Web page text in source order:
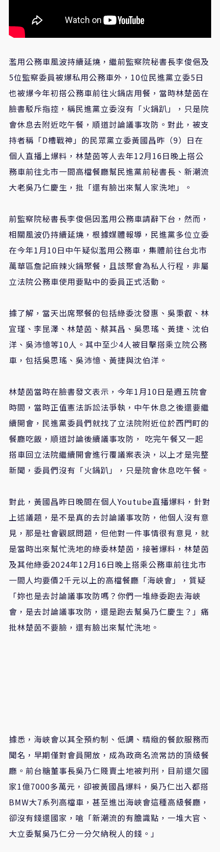
濫用公務車風波持續延燒，繼前監察院秘書長李俊俋及
5位監察委員被爆私用公務車外，10位民進黨立委5日
也被爆今年初搭公務車前往火鍋店用餐，當時林楚茵在
臉書駁斥指控，稱民進黨立委沒有「火鍋趴」，只是院
會休息去附近吃午餐，順道討論議事攻防。對此，被支
持者稱「D槽戰神」的民眾黨立委黃國昌昨（9）日在
個人直播上爆料，林楚茵等人去年12月16日晚上搭公
務車前往北市一間高檔餐廳幫​民進黨前秘書長、新潮流
大老吳乃仁慶生，批「還有臉出來幫人家洗地」。
前監察院秘書長李俊俋因濫用公務車請辭下台，然而，
相關風波仍持續延燒，根據媒體報導，民進黨多位立委
在今年1月10日中午疑似濫用公務車，集體前往台北市
萬華區詹記麻辣火鍋聚餐，且該聚會為私人行程，非屬
立法院公務車使用要點中的委員正式活動。
據了解，當天出席聚餐的包括綠委沈發惠、吳秉叡、林
宜瑾、李昆澤、林楚茵、蔡其昌、吳思瑤、黃捷、沈伯
洋、吳沛憶等10人。其中至少4人被目擊搭乘立院公務
車，包括吳思瑤、吳沛憶、黃捷與沈伯洋。
林楚茵當時在臉書發文表示，今年1月10日是週五院會
時間，當時正值憲法訴訟法爭執，中午休息之後還要繼
續開會，民進黨委員們就找了立法院附近位於西門町的
餐廳吃飯，順道討論後續議事攻防， 吃完午餐又一起
搭車回立法院繼續開會進行覆議案表決，以上才是完整
新聞，委員們沒有「火鍋趴」，只是院會休息吃午餐。
對此，黃國昌昨日晚間在個人Youtube直播爆料，針對
上述議題，是不是真的去討論議事攻防，他個人沒有意
見，那是社會觀感問題，但他對一件事情很有意見，就
是當時出來幫忙洗地的綠委林楚茵，接著爆料，林楚茵
及其他綠委2024年12月16日晚上搭乘公務車前往北市
一間人均要價2千元以上的高檔餐廳「海峽會」，質疑
「妳也是去討論議事攻防嗎？你們一堆綠委跑去海峽
會，是去討論議事攻防，還是跑去幫吳乃仁慶生？」痛
批林楚茵不要臉，還有臉出來幫忙洗地。
據悉，海峽會以其全預約制、低調、精緻的餐飲服務而
聞名，早期僅對會員開放，成為政商名流常訪的頂級餐
廳。前台糖董事長吳乃仁賤賣土地被判刑，目前還欠國
家1億7000多萬元，卻被黃國昌爆料，吳乃仁出入都搭
BMW大7系列高檔車，甚至進出海峽會這種高級餐廳，
卻沒有錢還國家，嗆「新潮流的有膽識點，一堆大官、
大立委幫吳乃仁分一分欠納稅人的錢。」